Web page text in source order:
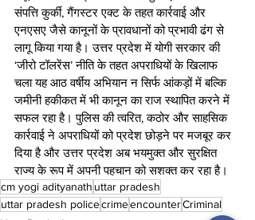
संपत्ति कुर्की, गैंगस्टर एक्ट के तहत कार्रवाई और
एनएसए जैसे कानूनों के प्रावधानों को प्रभावी ढंग से
लागू किया गया है। उत्तर प्रदेश में योगी सरकार की
‘जीरो टॉलरेंस’ नीति के तहत अपराधियों के खिलाफ
चला यह आठ वर्षीय अभियान न सिर्फ आंकड़ों में बल्कि
जमीनी हकीकत में भी कानून का राज स्थापित करने में
सफल रहा है। पुलिस की त्वरित, कठोर और साहसिक
कार्रवाई ने अपराधियों को प्रदेश छोड़ने पर मजबूर कर
दिया है और उत्तर प्रदेश अब भयमुक्त और सुरक्षित
राज्य के रूप में अपनी पहचान को सशक्त कर रहा है।
cm yogi adityanath uttar pradesh
uttar pradesh policecrimeencounterCriminal